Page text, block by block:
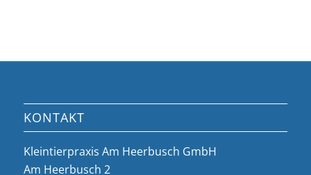
KONTAKT
Kleintierpraxis Am Heerbusch GmbH
Am Heerbusch 2